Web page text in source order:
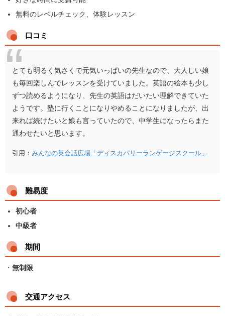
無料のレベルチェック、体験レッスン
口コミ
とても明るく気さくで元気いっぱいの先生なので、大人しい娘
も毎回楽しんでレッスンを受けていました。英語の絵本も少し
ずつ読めるようになり、先生の英語はだいたい理解できていた
ようです。塾に行くことになりやめることになりましたが、出
来れば続けたいと娘も言っていたので、中学生になったらまた
通わせたいと思います。
引用： みんなの英会話広場「ディスカバリーランゲージスクール」
難易度
初心者
中級者
期間
・ 無制限
交通アクセス